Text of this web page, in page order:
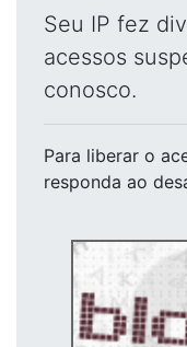
Seu IP fez
acessos
conosco.
Para liberar o
responda ao